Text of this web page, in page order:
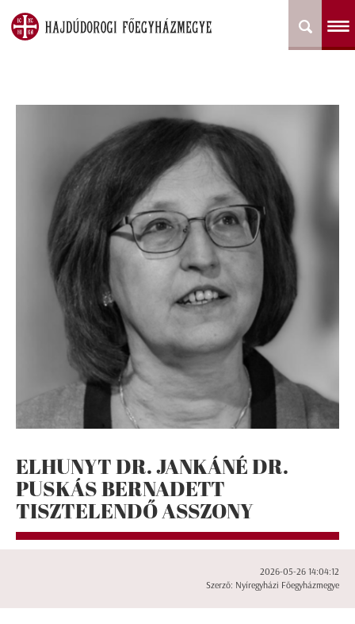
ELHUNYT DR. JANKÁNÉ DR.
PUSKÁS BERNADETT
TISZTELENDŐ ASSZONY
2026-05-26 14:04:12
Szerző: Nyíregyházi Főegyházmegye